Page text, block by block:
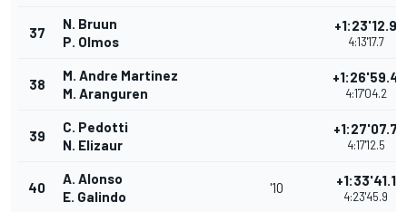
37
N. Bruun
P. Olmos
+1:23'12.9
4:13'17.7
38
M. Andre Martinez
M. Aranguren
+1:26'59.4
4:17'04.2
39
C. Pedotti
N. Elizaur
+1:27'07.7
4:17'12.5
40
A. Alonso
E. Galindo
'10 +1:33'41.1
4:23'45.9